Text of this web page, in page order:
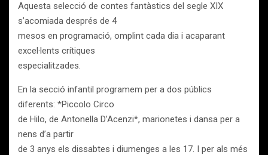
Aquesta selecció de contes fantàstics del segle XIX
s’acomiada després de 4
mesos en programació, omplint cada dia i acaparant
excel·lents crítiques
especialitzades.
En la secció infantil programem per a dos públics
diferents: *Piccolo Circo
de Hilo, de Antonella D’Acenzi*, marionetes i dansa per a
nens d’a partir
de 3 anys els dissabtes i diumenges a les 17. I per als més